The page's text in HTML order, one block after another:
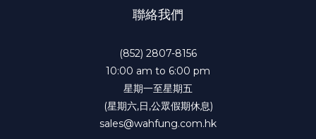
聯絡我們
(852) 2807-8156
10:00 am to 6:00 pm
星期一至星期五
(星期六,日,公眾假期休息)
sales@wahfung.com.hk